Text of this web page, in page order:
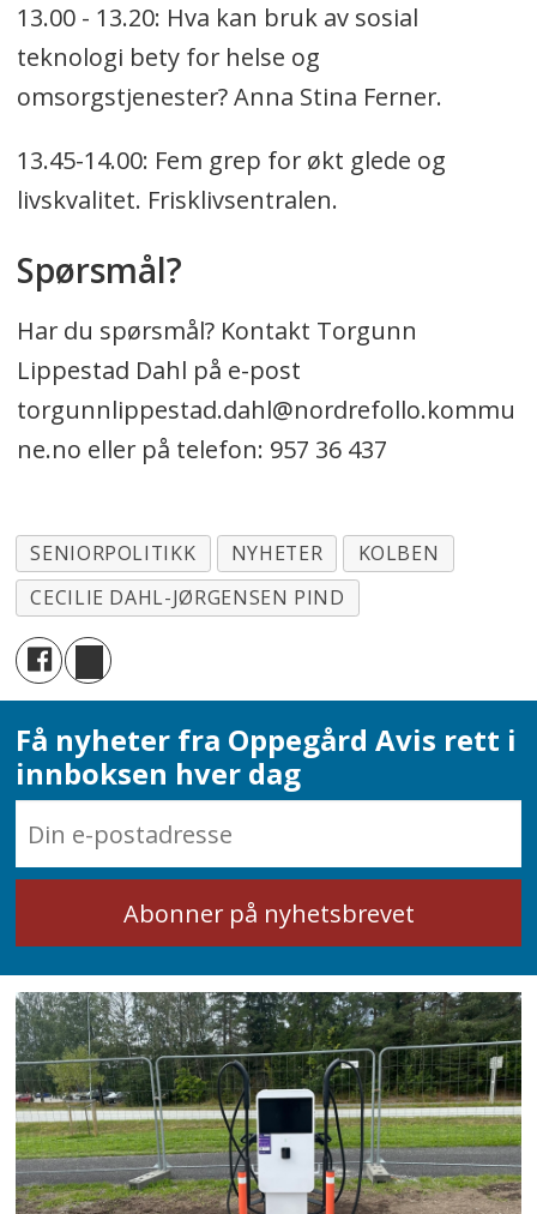
13.00 - 13.20: Hva kan bruk av sosial
teknologi bety for helse og
omsorgstjenester? Anna Stina Ferner.
13.45-14.00: Fem grep for økt glede og
livskvalitet. Frisklivsentralen.
Spørsmål?
Har du spørsmål? Kontakt Torgunn
Lippestad Dahl på e-post
torgunnlippestad.dahl@nordrefollo.kommu
ne.no eller på telefon: 957 36 437
SENIORPOLITIKK NYHETER
KOLBEN
CECILIE DAHL-JØRGENSEN PIND
Få nyheter fra Oppegård Avis rett i
innboksen hver dag